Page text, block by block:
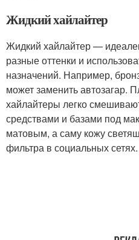
Жидкий хайлайтер
Жидкий хайлайтер —
разные оттенки и
назначений. Например,
может заменить автозагар.
хайлайтеры легко
средствами и базами под
матовым, а саму кожу
фильтра в социальных сетях.